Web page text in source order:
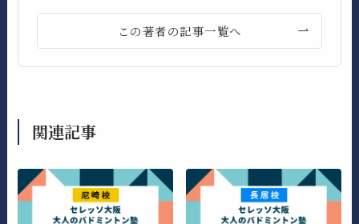
この著者の記事一覧へ
関連記事